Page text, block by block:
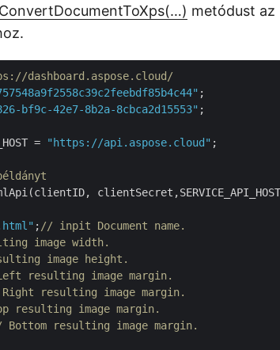
metódust az
dashboard.aspose.cloud/
bf9c-42e7-8b2a-8cbca2d15553"
= "https://api.aspose.cloud" ;
; // inpit Document name.
image width.
image height.
resulting image margin.
resulting image margin.
resulting image margin.
Bottom resulting image margin.